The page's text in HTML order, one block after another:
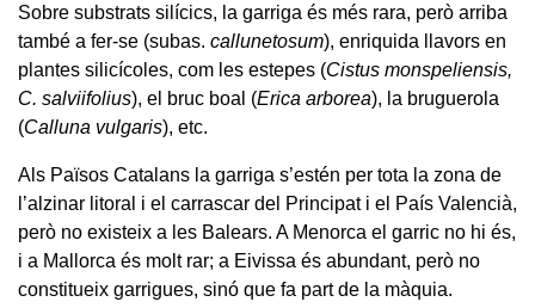
Sobre substrats silícics, la garriga és més rara, però arriba
també a fer-se (subas. callunetosum), enriquida llavors en
plantes silicícoles, com les estepes (Cistus monspeliensis,
C. salviifolius), el bruc boal (Erica arborea), la bruguerola
(Calluna vulgaris), etc.
Als Països Catalans la garriga s’estén per tota la zona de
l’alzinar litoral i el carrascar del Principat i el País Valencià,
però no existeix a les Balears. A Menorca el garric no hi és,
i a Mallorca és molt rar; a Eivissa és abundant, però no
constitueix garrigues, sinó que fa part de la màquia.